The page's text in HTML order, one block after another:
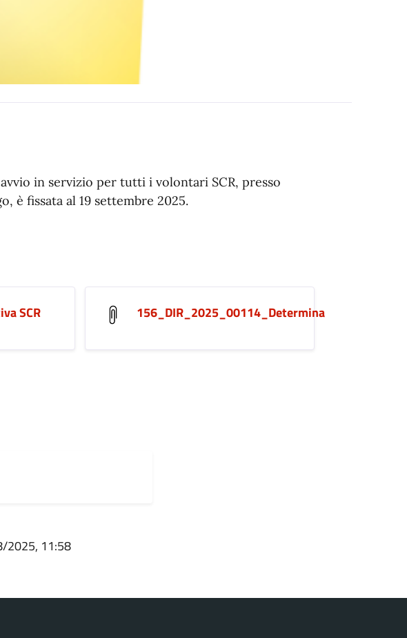
in servizio per tutti i volontari SCR, presso
è fissata al 19 settembre 2025.
SCR 156_DIR_2025_00114_Determina
2025, 11:58